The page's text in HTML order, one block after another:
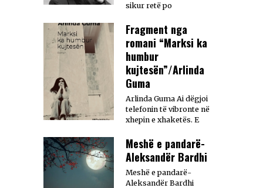
sikur retë po
Fragment nga
romani “Marksi ka
humbur
kujtesën”/Arlinda
Guma
Arlinda Guma Ai dëgjoi
telefonin të vibronte në
xhepin e xhaketës. E
Meshë e pandarë-
Aleksandër Bardhi
Meshë e pandarë-
Aleksandër Bardhi